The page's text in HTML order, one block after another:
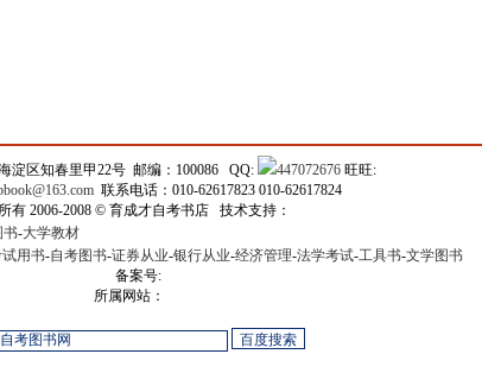
淀区知春里甲22号 邮编：100086 QQ: 447072676旺旺:
联系电话：010-62617823 010-62617824
有 2006-2008 © 育成才自考书店 技术支持：
书-大学教材
用书-自考图书-证券从业-银行从业-经济管理-法学考试-工具书-文学图书
备案号:
所属网站：